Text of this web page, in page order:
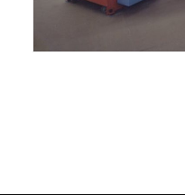
ENGLISH